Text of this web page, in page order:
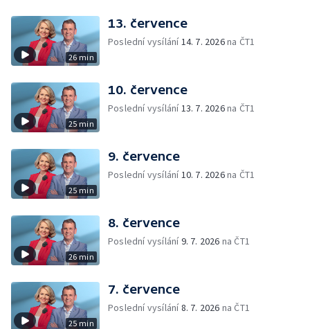
26 min
13. července
Poslední vysílání14. 7. 2026na ČT1
25 min
10. července
Poslední vysílání13. 7. 2026na ČT1
25 min
9. července
Poslední vysílání10. 7. 2026na ČT1
26 min
8. července
Poslední vysílání9. 7. 2026 na ČT1
25 min
7. července
Poslední vysílání8. 7. 2026 na ČT1